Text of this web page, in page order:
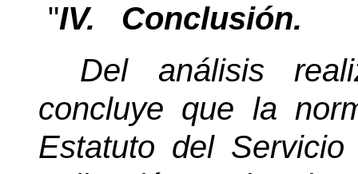
"IV.
Conclusión.
Del análisis
concluye que la
Estatuto del